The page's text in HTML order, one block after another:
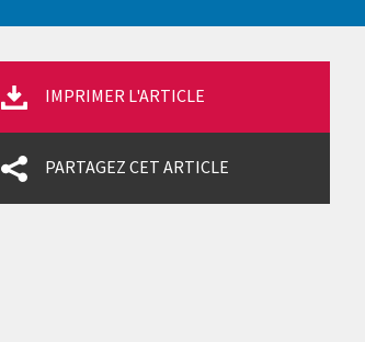
IMPRIMER L'ARTICLE
PARTAGEZ CET ARTICLE